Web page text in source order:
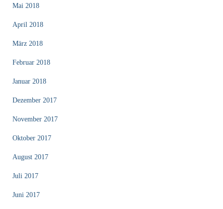
Mai 2018
April 2018
März 2018
Februar 2018
Januar 2018
Dezember 2017
November 2017
Oktober 2017
August 2017
Juli 2017
Juni 2017